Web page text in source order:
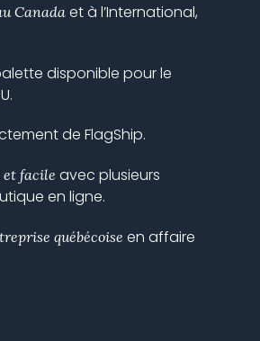
Canadaet à l’International,
disponible pour le
de FlagShip.
facile avec plusieurs
en ligne.
québécoise en affaire